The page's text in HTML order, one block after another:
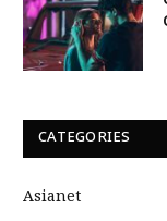
CATEGORIES
Asianet